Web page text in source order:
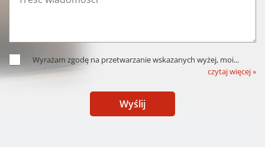
Wyrażam zgodę na przetwarzanie wskazanych wyżej, moi...
czytaj więcej »
Wyślij